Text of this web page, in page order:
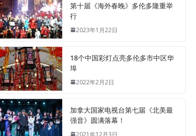
第十届《海外春晚》多伦多隆重举
行
2023年1月22日
18个中国彩灯点亮多伦多市中区华
埠
2022年2月2日
加拿大国家电视台第七届《北美最
强音》圆满落幕！
2021年12月3日